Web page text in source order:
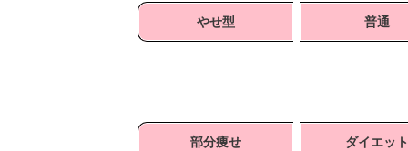
やせ型 普通
部分痩せ ダイエッ